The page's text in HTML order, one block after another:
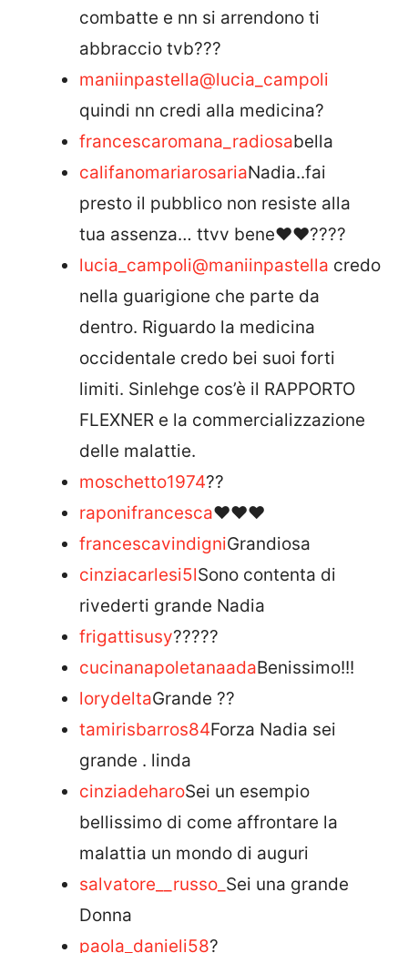
combatte e nn si arrendono ti
abbraccio tvb???
maniinpastella@lucia_campoli
quindi nn credi alla medicina?
francescaromana_radiosabella
califanomariarosariaNadia..fai
presto il pubblico non resiste alla
tua assenza… ttvv bene♥️♥️????
lucia_campoli@maniinpastella credo
nella guarigione che parte da
dentro. Riguardo la medicina
occidentale credo bei suoi forti
limiti. Sinlehge cos’è il RAPPORTO
FLEXNER e la commercializzazione
delle malattie.
moschetto1974??
raponifrancesca❤❤❤
francescavindigniGrandiosa
cinziacarlesi5lSono contenta di
rivederti grande Nadia
frigattisusy?????
cucinanapoletanaadaBenissimo!!!
lorydeltaGrande ??
tamirisbarros84Forza Nadia sei
grande . linda
cinziadeharoSei un esempio
bellissimo di come affrontare la
malattia un mondo di auguri
salvatore__russo_ Sei una grande
Donna
paola_danieli58?